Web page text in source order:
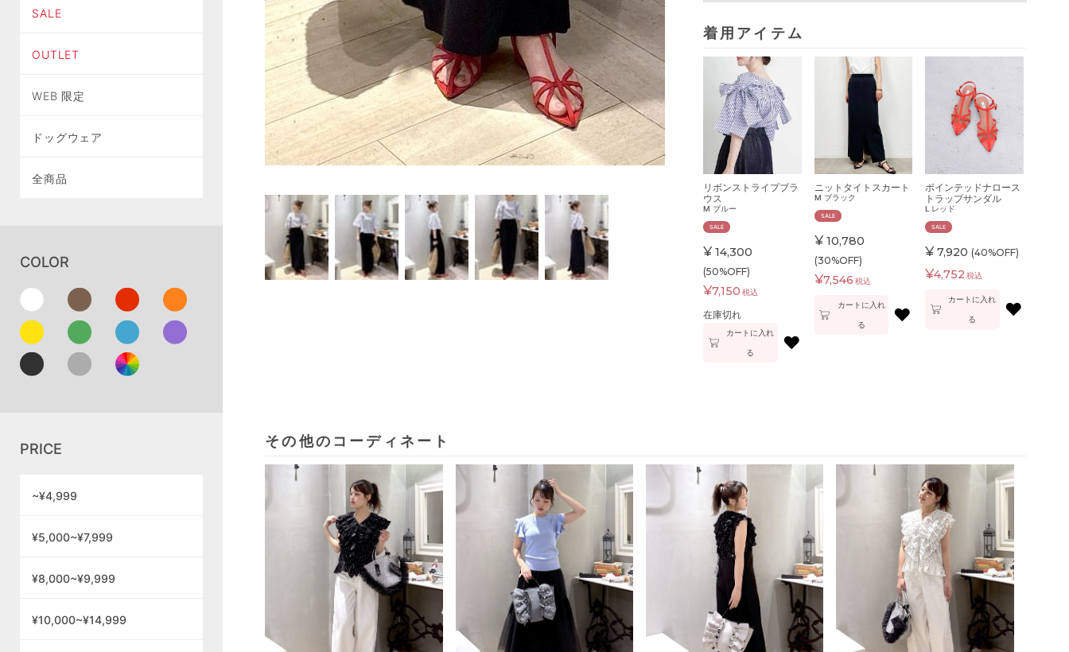
SALE
OUTLET
WEB 限定
ドッグウェア
全商品
COLOR
PRICE
~¥4,999
¥5,000~¥7,999
¥8,000~¥9,999
¥10,000~¥14,999
着用アイテム
リボンストライプブラ
ウス
M ブルー
SALE
¥ 14,300
(50%OFF)
¥7,150 税込
在庫切れ
カートに入れ
る ♥
ニットタイトスカート
M ブラック
SALE
¥ 10,780
(30%OFF)
¥7,546 税込
カートに入れ
る ♥
ポインテッドナロース
トラップサンダル
L レッド
SALE
¥ 7,920 (40%OFF)
¥4,752 税込
カートに入れ
る ♥
その他のコーディネート